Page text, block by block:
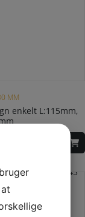
MM
enkelt L:115mm,